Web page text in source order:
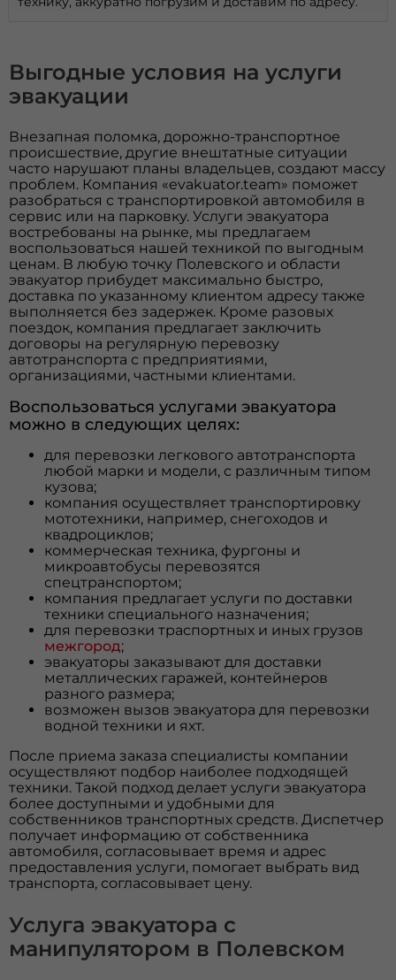
Выгодные условия на услуги
эвакуации
Внезапная поломка, дорожно-транспортное
происшествие, другие внештатные ситуации
часто нарушают планы владельцев, создают массу
проблем. Компания «evakuator.team» поможет
разобраться с транспортировкой автомобиля в
сервис или на парковку. Услуги эвакуатора
востребованы на рынке, мы предлагаем
воспользоваться нашей техникой по выгодным
ценам. В любую точку Полевского и области
эвакуатор прибудет максимально быстро,
доставка по указанному клиентом адресу также
выполняется без задержек. Кроме разовых
поездок, компания предлагает заключить
договоры на регулярную перевозку
автотранспорта с предприятиями,
организациями, частными клиентами.
Воспользоваться услугами эвакуатора
можно в следующих целях:
для перевозки легкового автотранспорта
любой марки и модели, с различным типом
кузова;
компания осуществляет транспортировку
мототехники, например, снегоходов и
квадроциклов;
коммерческая техника, фургоны и
микроавтобусы перевозятся
спецтранспортом;
компания предлагает услуги по доставки
техники специального назначения;
для перевозки траспортных и иных грузов
межгород;
эвакуаторы заказывают для доставки
металлических гаражей, контейнеров
разного размера;
возможен вызов эвакуатора для перевозки
водной техники и яхт.
После приема заказа специалисты компании
осуществляют подбор наиболее подходящей
техники. Такой подход делает услуги эвакуатора
более доступными и удобными для
собственников транспортных средств. Диспетчер
получает информацию от собственника
автомобиля, согласовывает время и адрес
предоставления услуги, помогает выбрать вид
транспорта, согласовывает цену.
Услуга эвакуатора с
манипулятором в Полевском